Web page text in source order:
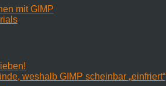
mit GIMP
weshalb GIMP scheinbar „einfriert“